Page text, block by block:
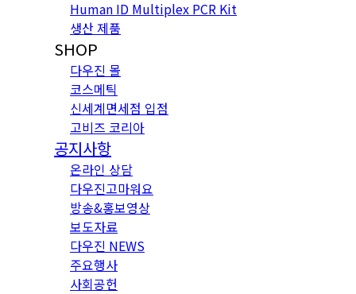
Human ID Multiplex PCR Kit
생산 제품
SHOP
다우진 몰
코스메틱
신세계면세점 입점
고비즈 코리아
공지사항
온라인 상담
다우진고마워요
방송&홍보영상
보도자료
다우진 NEWS
주요행사
사회공헌